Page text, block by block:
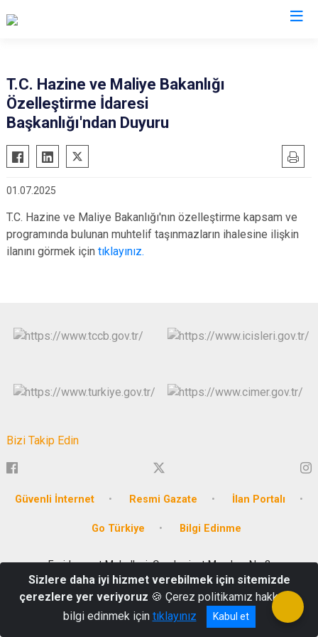
T.C. Hazine ve Maliye Bakanlığı
Özelleştirme İdaresi
Başkanlığı'ndan Duyuru
01.07.2025
T.C. Hazine ve Maliye Bakanlığı'nın özelleştirme kapsam ve
programında bulunan muhtelif taşınmazların ihalesine ilişkin
ilanını görmek için tıklayınız.
Bizi Takip Edin
Güvenli İnternet Resmi Gazate İlan Portalı
Go Türkiye Bilgi Edinme
Emirbeyazıt Mahallesi, Cumhuriyet Meydanı No:3
Tel: 0252 214 1234
Sizlere daha iyi hizmet verebilmek için sitemizde
çerezlere yer veriyoruz 🍪 Çerez politikamız hakkında
bilgi edinmek için tıklayınız Kabul et